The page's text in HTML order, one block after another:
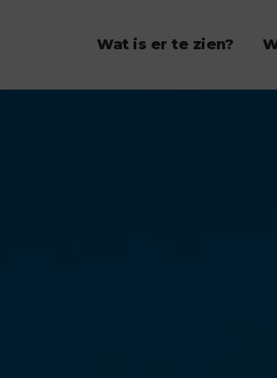
Wat is er te zien?